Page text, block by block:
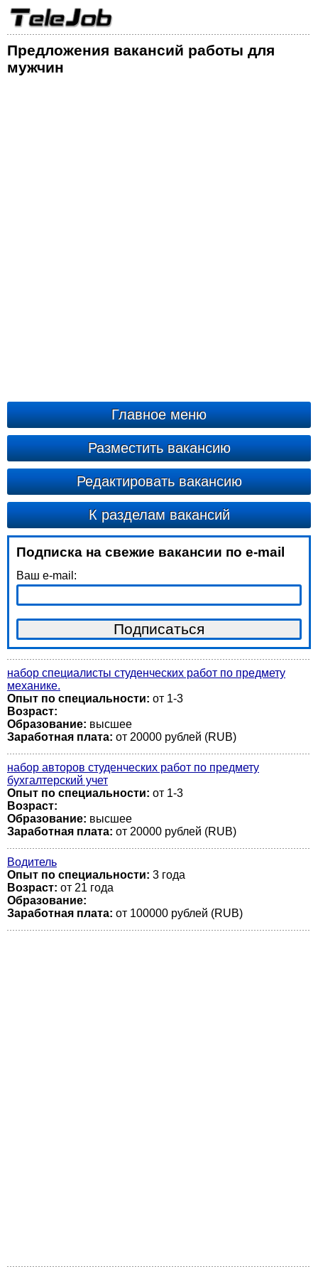
Предложения вакансий работы для
мужчин
Главное меню
Разместить вакансию
Редактировать вакансию
К разделам вакансий
Подписка на свежие вакансии по e-mail
Ваш e-mail:
набор специалисты студенческих работ по предмету
механике.
Опыт по специальности: от 1-3
Возраст:
Образование: высшее
Заработная плата: от 20000 рублей (RUB)
набор авторов студенческих работ по предмету
бухгалтерский учет
Опыт по специальности: от 1-3
Возраст:
Образование: высшее
Заработная плата: от 20000 рублей (RUB)
Водитель
Опыт по специальности: 3 года
Возраст: от 21 года
Образование:
Заработная плата: от 100000 рублей (RUB)